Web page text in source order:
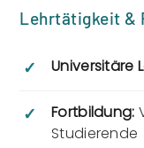
Lehrtätigkeit &
✓ Universitäre
✓ Fortbildung:
Studierende